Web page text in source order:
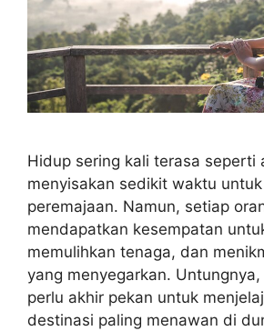
Hidup sering kali terasa seperti
menyisakan sedikit waktu
peremajaan. Namun, setiap
mendapatkan kesempatan
memulihkan tenaga, dan
yang menyegarkan.
perlu akhir pekan untuk
destinasi paling menawan di